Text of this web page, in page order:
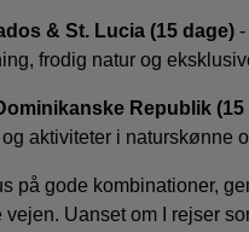
& St. Lucia (15 dage) -
frodig natur og
Republik (15
og aktiviteter i naturskønne
på gode kombinationer,
Uanset om I rejser